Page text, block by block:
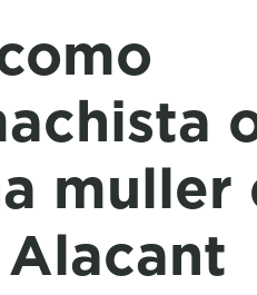
muller